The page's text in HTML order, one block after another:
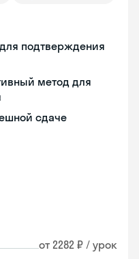
для подтверждения
метод для
сдаче
от 2282 ₽ / урок